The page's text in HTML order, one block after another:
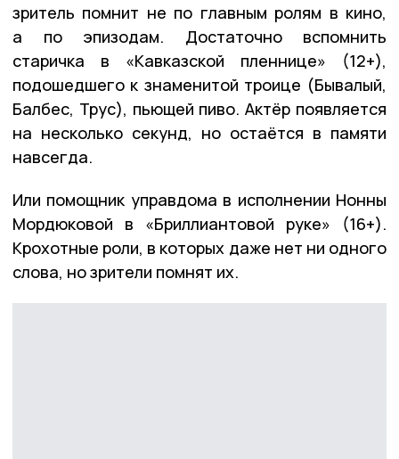
зритель помнит не по главным ролям в кино,
а по эпизодам. Достаточно вспомнить
старичка в «Кавказской пленнице» (12+),
подошедшего к знаменитой троице (Бывалый,
Балбес, Трус), пьющей пиво. Актёр появляется
на несколько секунд, но остаётся в памяти
навсегда.
Или помощник управдома в исполнении Нонны
Мордюковой в «Бриллиантовой руке» (16+).
Крохотные роли, в которых даже нет ни одного
слова, но зрители помнят их.